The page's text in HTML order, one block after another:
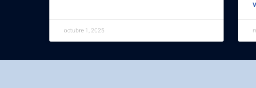
octubre 1, 2025